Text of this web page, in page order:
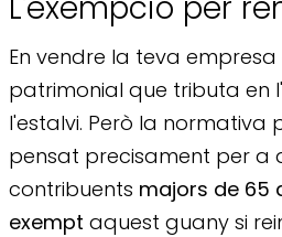
En vendre la teva
patrimonial que tributa en
l'estalvi. Però la normativa
pensat precisament per a
contribuents majors de 65
exempt aquest guany si